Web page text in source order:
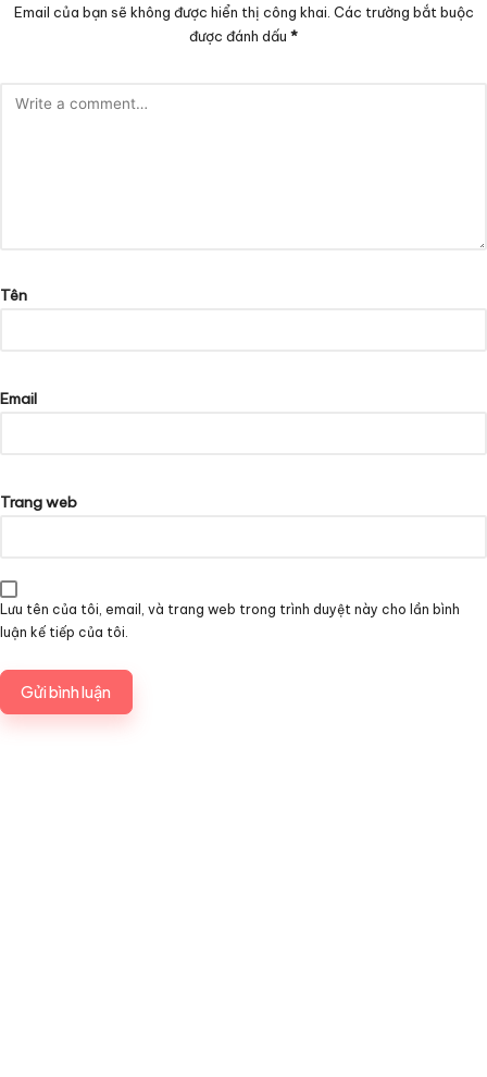
Email của bạn sẽ không được hiển thị công khai. Các trường bắt buộc
được đánh dấu *
Tên
Email
Trang web
Lưu tên của tôi, email, và trang web trong trình duyệt này cho lần bình
luận kế tiếp của tôi.